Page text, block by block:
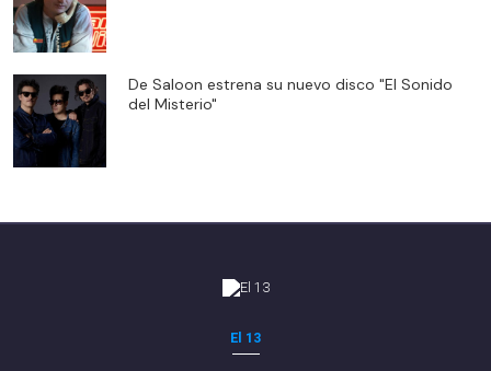
De Saloon estrena su nuevo disco "El Sonido
del Misterio"
El 13